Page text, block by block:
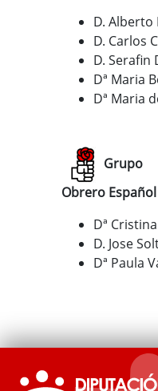
D.
D. Carlos
D. Serafin
Dª Maria
Dª Maria
Grupo
Obrero Español
Dª
D. Jose
Dª Paula